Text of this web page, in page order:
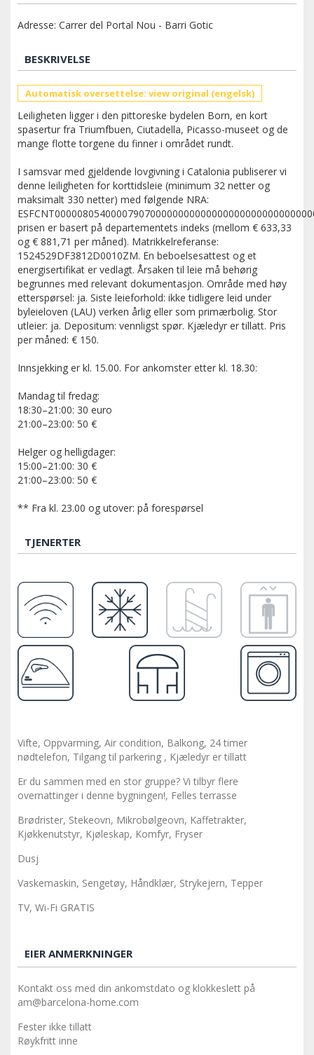
Adresse: Carrer del Portal Nou - Barri Gotic
BESKRIVELSE
Automatisk oversettelse: view original (engelsk)
Leiligheten ligger i den pittoreske bydelen Born, en kort
spasertur fra Triumfbuen, Ciutadella, Picasso-museet og de
mange flotte torgene du finner i området rundt.
I samsvar med gjeldende lovgivning i Catalonia publiserer vi
denne leiligheten for korttidsleie (minimum 32 netter og
maksimalt 330 netter) med følgende NRA:
prisen er basert på departementets indeks (mellom € 633,33
og € 881,71 per måned). Matrikkelreferanse:
1524529DF3812D0010ZM. En beboelsesattest og et
energisertifikat er vedlagt. Årsaken til leie må behørig
begrunnes med relevant dokumentasjon. Område med høy
etterspørsel: ja. Siste leieforhold: ikke tidligere leid under
byleieloven (LAU) verken årlig eller som primærbolig. Stor
utleier: ja. Depositum: vennligst spør. Kjæledyr er tillatt. Pris
per måned: € 150.
Innsjekking er kl. 15.00. For ankomster etter kl. 18.30:
Mandag til fredag:
18:30–21:00: 30 euro
21:00–23:00: 50 €
Helger og helligdager:
15:00–21:00: 30 €
21:00–23:00: 50 €
** Fra kl. 23.00 og utover: på forespørsel
TJENERTER
Vifte, Oppvarming, Air condition, Balkong, 24 timer
nødtelefon, Tilgang til parkering , Kjæledyr er tillatt
Er du sammen med en stor gruppe? Vi tilbyr flere
overnattinger i denne bygningen!, Felles terrasse
Brødrister, Stekeovn, Mikrobølgeovn, Kaffetrakter,
Kjøkkenutstyr, Kjøleskap, Komfyr, Fryser
Dusj
Vaskemaskin, Sengetøy, Håndklær, Strykejern, Tepper
TV, Wi-Fi GRATIS
EIER ANMERKNINGER
Kontakt oss med din ankomstdato og klokkeslett på
am@barcelona-home.com
Fester ikke tillatt
Røykfritt inne